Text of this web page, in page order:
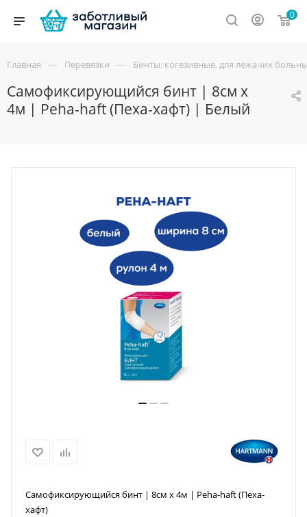
0
Главная — Перевязки — Бинты: когезивные, для лежачих
Самофиксирующийся бинт | 8см х
4м | Peha-haft (Пеха-хафт) | Белый
Самофиксирующийся бинт | 8см х 4м | Peha-haft (Пеха-
хафт)